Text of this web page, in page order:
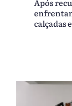
Após
calçadas